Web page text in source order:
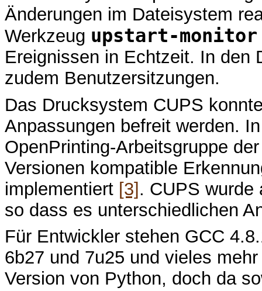
Änderungen im Dateisystem
Werkzeug upstart-monitor
Ereignissen in Echtzeit. In den
zudem Benutzersitzungen.
Das Drucksystem CUPS
Anpassungen befreit werden.
OpenPrinting-Arbeitsgruppe
Versionen kompatible
implementiert [3] . CUPS wurde
so dass es unterschiedlichen
Für Entwickler stehen GCC
6b27 und 7u25 und vieles
Version von Python, doch da